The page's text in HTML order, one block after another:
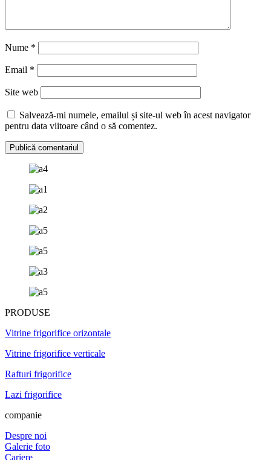
Nume *
Email *
Site web
Salvează-mi numele, emailul și site-ul web în acest navigator
pentru data viitoare când o să comentez.
PRODUSE
Vitrine frigorifice orizontale
Vitrine frigorifice verticale
Rafturi frigorifice
Lazi frigorifice
companie
Despre noi
Galerie foto
Cariere